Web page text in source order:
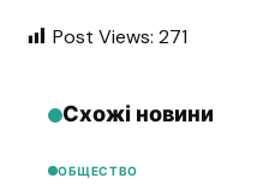
Post Views: 271
Схожі новини
ОБЩЕСТВО